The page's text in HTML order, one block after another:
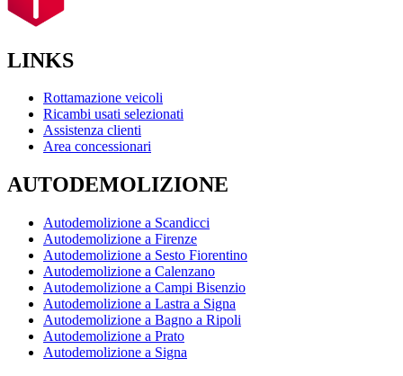
LINKS
Rottamazione veicoli
Ricambi usati selezionati
Assistenza clienti
Area concessionari
AUTODEMOLIZIONE
Autodemolizione a Scandicci
Autodemolizione a Firenze
Autodemolizione a Sesto Fiorentino
Autodemolizione a Calenzano
Autodemolizione a Campi Bisenzio
Autodemolizione a Lastra a Signa
Autodemolizione a Bagno a Ripoli
Autodemolizione a Prato
Autodemolizione a Signa